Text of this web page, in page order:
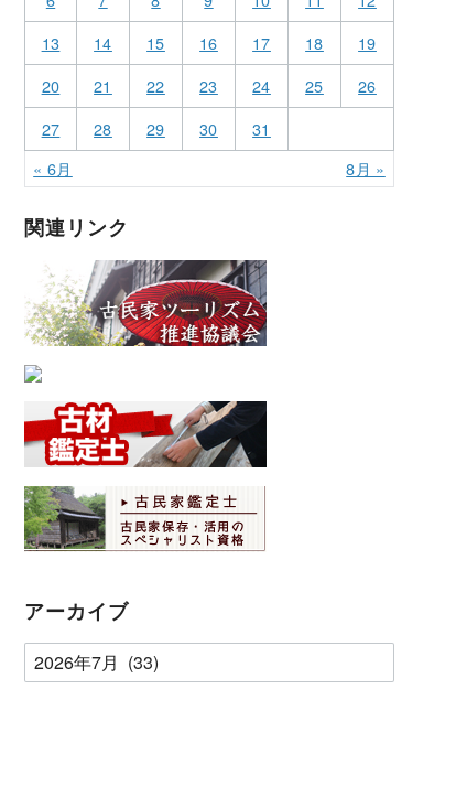
13
14 15 16 17 18
19
20
21 22 23 24 25
26
27
28 29 30
31
« 6月
8月 »
関連リンク
アーカイブ
ア
ー